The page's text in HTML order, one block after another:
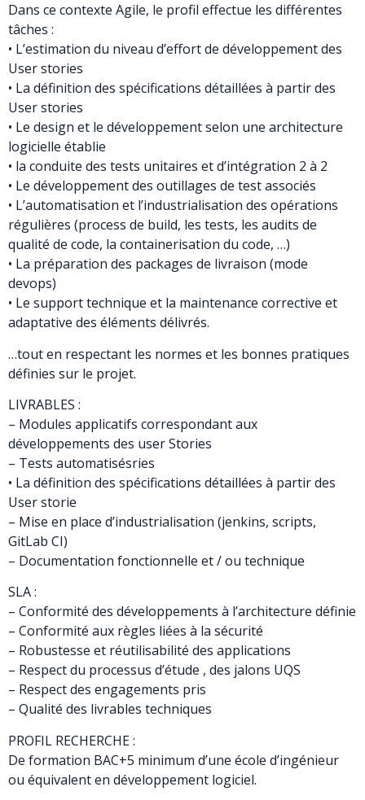
Dans ce contexte Agile, le profil effectue les différentes
tâches :
• L’estimation du niveau d’effort de développement des
User stories
• La définition des spécifications détaillées à partir des
User stories
• Le design et le développement selon une architecture
logicielle établie
• la conduite des tests unitaires et d’intégration 2 à 2
• Le développement des outillages de test associés
• L’automatisation et l’industrialisation des opérations
régulières (process de build, les tests, les audits de
qualité de code, la containerisation du code, …)
• La préparation des packages de livraison (mode
devops)
• Le support technique et la maintenance corrective et
adaptative des éléments délivrés.
…tout en respectant les normes et les bonnes pratiques
définies sur le projet.
LIVRABLES :
– Modules applicatifs correspondant aux
développements des user Stories
– Tests automatisésries
• La définition des spécifications détaillées à partir des
User storie
– Mise en place d’industrialisation (jenkins, scripts,
GitLab CI)
– Documentation fonctionnelle et / ou technique
SLA :
– Conformité des développements à l’architecture définie
– Conformité aux règles liées à la sécurité
– Robustesse et réutilisabilité des applications
– Respect du processus d’étude , des jalons UQS
– Respect des engagements pris
– Qualité des livrables techniques
PROFIL RECHERCHE :
De formation BAC+5 minimum d’une école d’ingénieur
ou équivalent en développement logiciel.